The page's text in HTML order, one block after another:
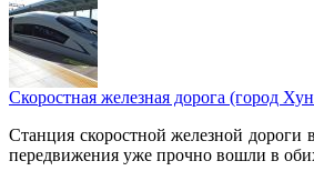
Скоростная железная дорога (город
Станция скоростной железной дороги
передвижения уже прочно вошли в